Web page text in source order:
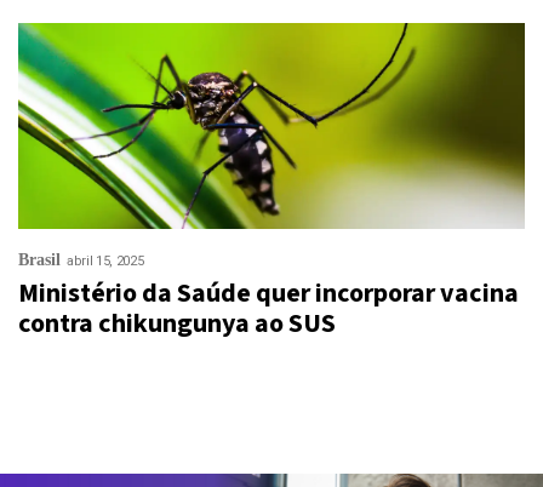
Brasil abril 15, 2025
Ministério da Saúde quer incorporar vacina
contra chikungunya ao SUS